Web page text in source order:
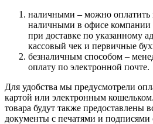
наличными – можно оплатить
наличными в офисе компании
при доставке по указанному
кассовый чек и первичные
безналичным способом –
оплату по электронной почте.
Для удобства мы предусмотрели
картой или электронным
товара будут также предоставлены
документы с печатями и подписями